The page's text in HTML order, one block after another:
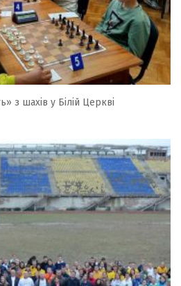
з шахів у Білій Церкві